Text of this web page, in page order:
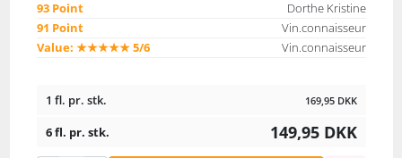
93 Point
Dorthe Kristine
91 Point
Vin.connaisseur
Value: ★★★★★ 5/6
Vin.connaisseur
1 fl. pr. stk. 169,95 DKK
6 fl. pr. stk. 149,95 DKK